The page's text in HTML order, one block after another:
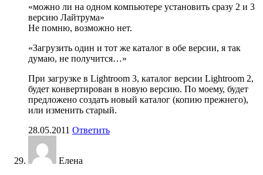
«можно ли на одном компьютере установить сразу 2 и 3
версию Лайтрума»
Не помню, возможно нет.
«Загрузить один и тот же каталог в обе версии, я так
думаю, не получится…»
При загрузке в Lightroom 3, каталог версии Lightroom 2,
будет конвертирован в новую версию. По моему, будет
предложено создать новый каталог (копию прежнего),
или изменить старый.
28.05.2011 Ответить
Елена